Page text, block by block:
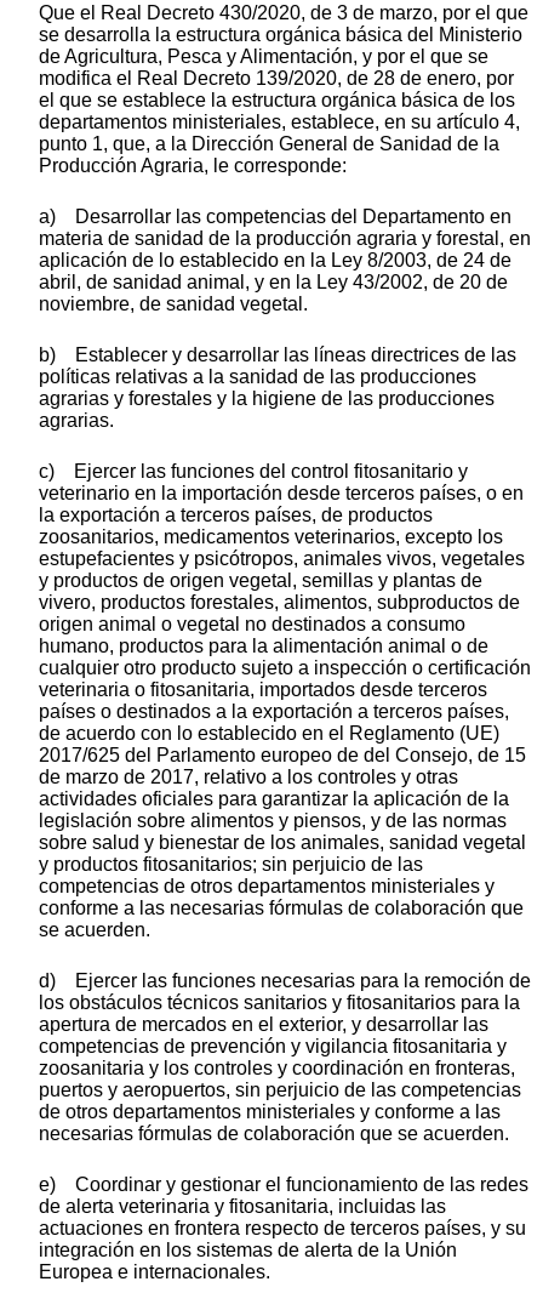
Que el Real Decreto 430/2020, de 3 de marzo, por el que
se desarrolla la estructura orgánica básica del Ministerio
de Agricultura, Pesca y Alimentación, y por el que se
modifica el Real Decreto 139/2020, de 28 de enero, por
el que se establece la estructura orgánica básica de los
departamentos ministeriales, establece, en su artículo 4,
punto 1, que, a la Dirección General de Sanidad de la
Producción Agraria, le corresponde:
a) Desarrollar las competencias del Departamento en
materia de sanidad de la producción agraria y forestal, en
aplicación de lo establecido en la Ley 8/2003, de 24 de
abril, de sanidad animal, y en la Ley 43/2002, de 20 de
noviembre, de sanidad vegetal.
b) Establecer y desarrollar las líneas directrices de las
políticas relativas a la sanidad de las producciones
agrarias y forestales y la higiene de las producciones
agrarias.
c) Ejercer las funciones del control fitosanitario y
veterinario en la importación desde terceros países, o en
la exportación a terceros países, de productos
zoosanitarios, medicamentos veterinarios, excepto los
estupefacientes y psicótropos, animales vivos, vegetales
y productos de origen vegetal, semillas y plantas de
vivero, productos forestales, alimentos, subproductos de
origen animal o vegetal no destinados a consumo
humano, productos para la alimentación animal o de
cualquier otro producto sujeto a inspección o certificación
veterinaria o fitosanitaria, importados desde terceros
países o destinados a la exportación a terceros países,
de acuerdo con lo establecido en el Reglamento (UE)
2017/625 del Parlamento europeo de del Consejo, de 15
de marzo de 2017, relativo a los controles y otras
actividades oficiales para garantizar la aplicación de la
legislación sobre alimentos y piensos, y de las normas
sobre salud y bienestar de los animales, sanidad vegetal
y productos fitosanitarios; sin perjuicio de las
competencias de otros departamentos ministeriales y
conforme a las necesarias fórmulas de colaboración que
se acuerden.
d) Ejercer las funciones necesarias para la remoción de
los obstáculos técnicos sanitarios y fitosanitarios para la
apertura de mercados en el exterior, y desarrollar las
competencias de prevención y vigilancia fitosanitaria y
zoosanitaria y los controles y coordinación en fronteras,
puertos y aeropuertos, sin perjuicio de las competencias
de otros departamentos ministeriales y conforme a las
necesarias fórmulas de colaboración que se acuerden.
e) Coordinar y gestionar el funcionamiento de las redes
de alerta veterinaria y fitosanitaria, incluidas las
actuaciones en frontera respecto de terceros países, y su
integración en los sistemas de alerta de la Unión
Europea e internacionales.